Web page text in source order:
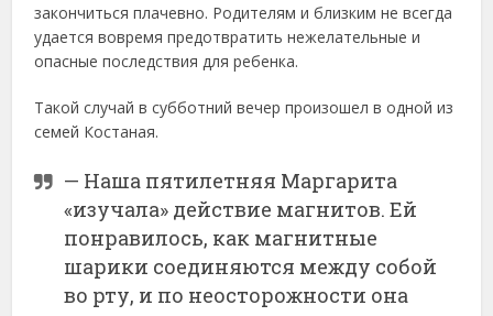
закончиться плачевно. Родителям и близким не всегда
удается вовремя предотвратить нежелательные и
опасные последствия для ребенка.
Такой случай в субботний вечер произошел в одной из
семей Костаная.
— Наша пятилетняя Маргарита
«изучала» действие магнитов. Ей
понравилось, как магнитные
шарики соединяются между собой
во рту, и по неосторожности она